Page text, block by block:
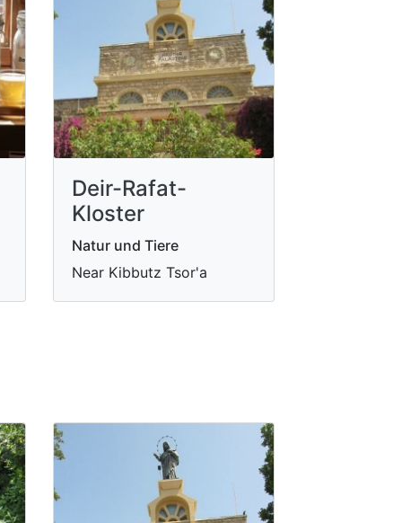
Deir-Rafat-
Kloster
Natur und Tiere
Near Kibbutz Tsor'a